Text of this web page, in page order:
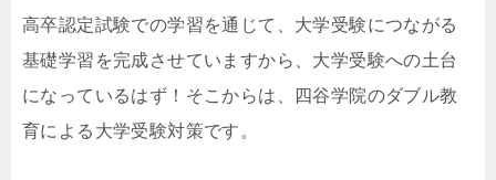
高卒認定試験での学習を通じて、大学受験につながる
基礎学習を完成させていますから、大学受験への土台
になっているはず！そこからは、四谷学院のダブル教
育による大学受験対策です。